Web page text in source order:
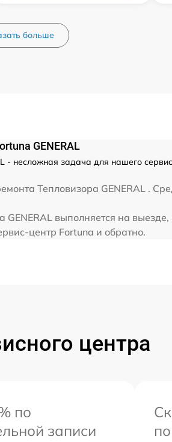
60 мин
больше
GENERAL
- несложная задача для нашего
Тепловизора GENERAL .
выполняется на выезде,
центр Fortuna и обратно.
центра
по
записи